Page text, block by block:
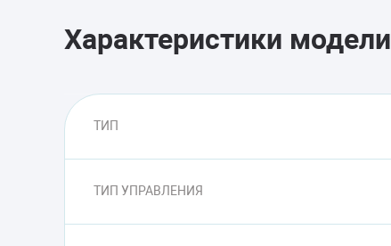
Характеристики модели
ТИП
ТИП УПРАВЛЕНИЯ